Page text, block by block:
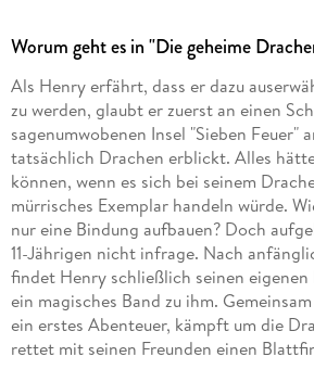
Worum geht es in "Die geheime
Als Henry erfährt, dass er dazu
zu werden, glaubt er zuerst an einen
sagenumwobenen Insel "Sieben Feuer"
tatsächlich Drachen erblickt. Alles
können, wenn es sich bei seinem
mürrisches Exemplar handeln würde.
nur eine Bindung aufbauen? Doch
11-Jährigen nicht infrage. Nach
findet Henry schließlich seinen
ein magisches Band zu ihm.
ein erstes Abenteuer, kämpft um die
rettet mit seinen Freunden einen